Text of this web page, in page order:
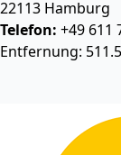
22113 Hamburg
Telefon: +49 611
Entfernung: